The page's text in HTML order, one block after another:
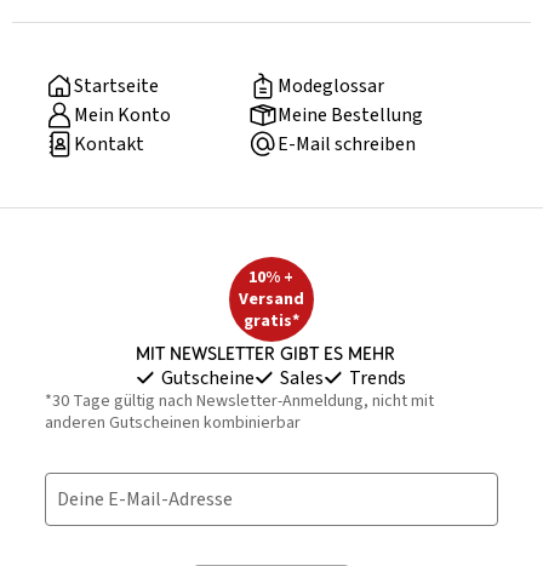
Startseite
Modeglossar
Mein Konto
Meine Bestellung
Kontakt
E-Mail schreiben
10% +
Versand
gratis*
Mit Newsletter gibt es mehr
Gutscheine Sales Trends
*30 Tage gültig nach Newsletter-Anmeldung, nicht mit
anderen Gutscheinen kombinierbar
Deine E-Mail-Adresse